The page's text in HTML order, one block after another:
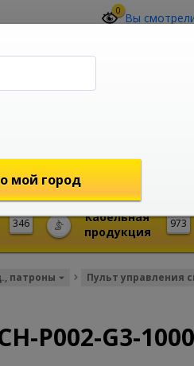
0 Вы
346 973
Кабельная
продукция
патроны
Пульт управления
P002-G3-
мой город